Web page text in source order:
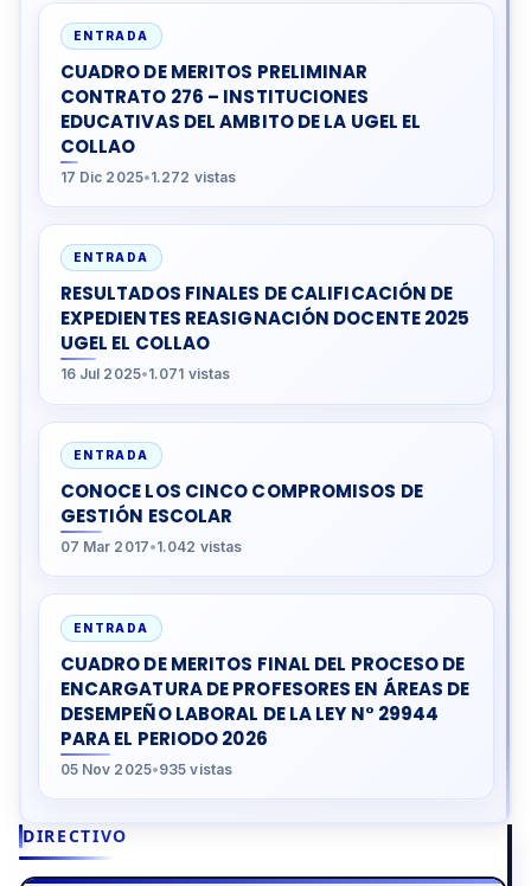
DIRECTIVO
ENTRADA
CUADRO DE MERITOS PRELIMINAR
CONTRATO 276 – INSTITUCIONES
EDUCATIVAS DEL AMBITO DE LA UGEL EL
COLLAO
17 Dic 2025•1.272 vistas
ENTRADA
RESULTADOS FINALES DE CALIFICACIÓN DE
EXPEDIENTES REASIGNACIÓN DOCENTE 2025
UGEL EL COLLAO
16 Jul 2025•1.071 vistas
ENTRADA
CONOCE LOS CINCO COMPROMISOS DE
GESTIÓN ESCOLAR
07 Mar 2017•1.042 vistas
ENTRADA
CUADRO DE MERITOS FINAL DEL PROCESO DE
ENCARGATURA DE PROFESORES EN ÁREAS DE
DESEMPEÑO LABORAL DE LA LEY N° 29944
PARA EL PERIODO 2026
05 Nov 2025•935 vistas